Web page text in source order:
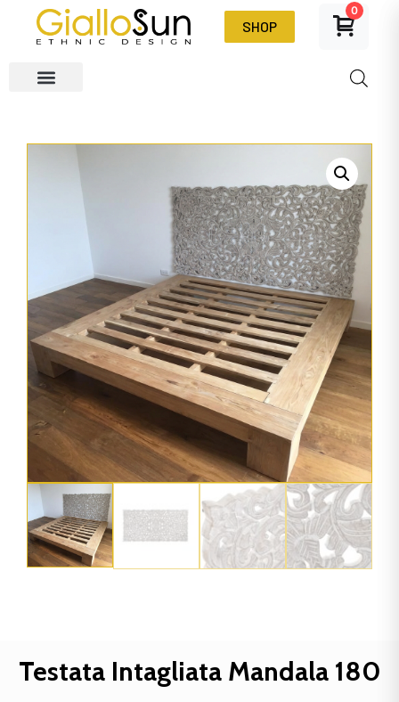
SHOP
0
Testata Intagliata Mandala 180